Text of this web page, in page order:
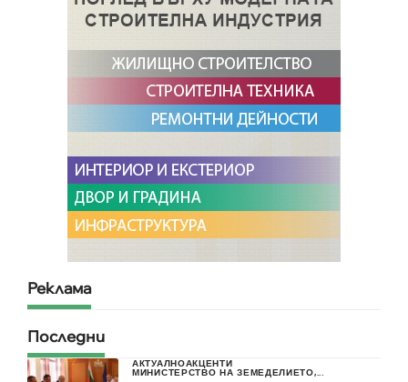
Реклама
Последни
АКТУАЛНОАКЦЕНТИ
МИНИСТЕРСТВО НА ЗЕМЕДЕЛИЕТО,...